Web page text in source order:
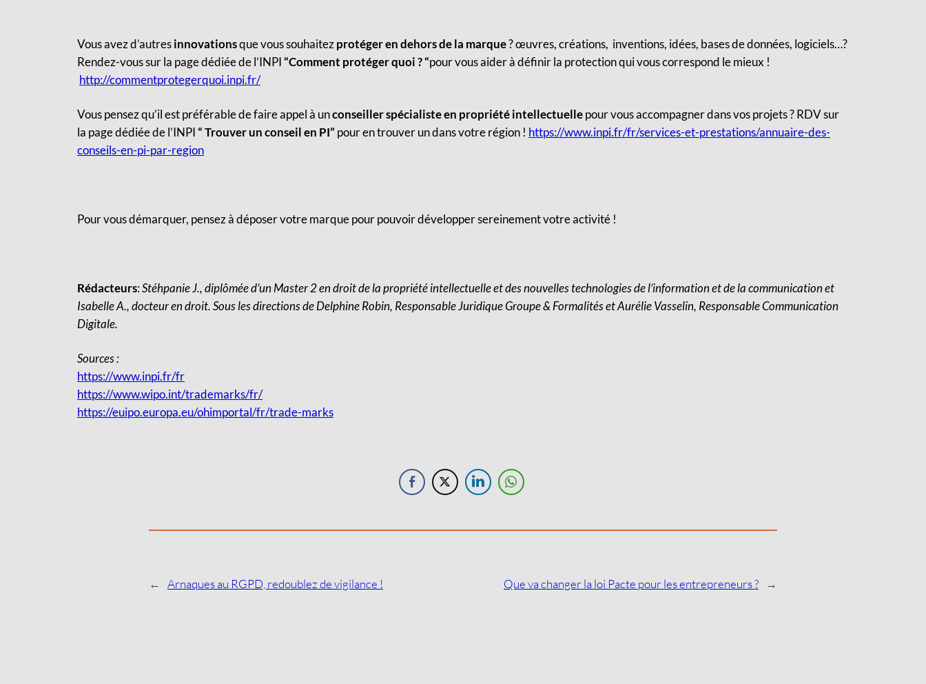
Vous avez d’autresinnovationsque vous souhaitezprotéger en dehors de la marque? œuvres, créations, inventions, idées, bases de données, logiciels…?
Rendez-vous sur la page dédiée de l’INPI“Comment protéger quoi ? “pour vous aider à définir la protection qui vous correspond le mieux !
http://commentprotegerquoi.inpi.fr/
Vous pensez qu’il est préférable de faire appel à unconseiller spécialiste en propriété intellectuellepour vous accompagner dans vos projets ? RDV sur
la page dédiée de l’INPI“ Trouver un conseil en PI” pour en trouver un dans votre région ! https://www.inpi.fr/fr/services-et-prestations/annuaire-des-
conseils-en-pi-par-region
Pour vous démarquer, pensez à déposer votre marquepour pouvoirdévelopper sereinement votre activité !
Rédacteurs:Stéhpanie J., diplômée d’un Master 2 en droit de la propriété intellectuelle et des nouvelles technologies de l’information et de la communication et
Isabelle A., docteur en droit.Sous les directions de Delphine Robin, Responsable Juridique Groupe & Formalités et Aurélie Vasselin, Responsable Communication
Digitale.
Sources :
https://www.inpi.fr/fr
https://www.wipo.int/trademarks/fr/
https://euipo.europa.eu/ohimportal/fr/trade-marks
← Arnaques au RGPD, redoublez de vigilance ! Que va changer la loi Pacte pour les entrepreneurs ? →